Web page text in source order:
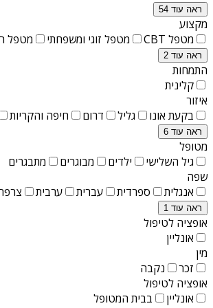
ראה עוד 54
מקצוע
מטפל CBT
מטפל זוגי ומשפחתי מטפל
ראה עוד 2
התמחות
קלינית
איזור
בקעת אונו
גליל דרום חיפה והקריות
ראה עוד 6
מטופל
גיל השלישי
ילדים מבוגרים
מתבגרים
שפה
אנגלית
ספרדית עברית ערבית
ראה עוד 1
אופציה לטיפול
אונליין
מין
זכר
נקבה
אופציה לטיפול
אונליין
בבית המטופל